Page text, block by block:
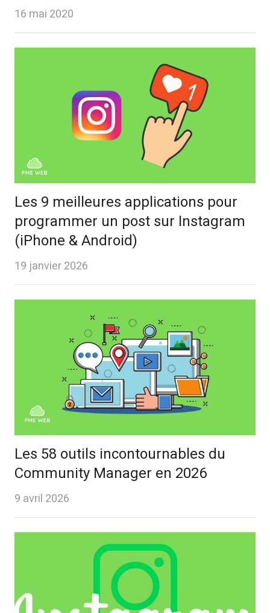
16 mai 2020
Les 9 meilleures applications pour
programmer un post sur Instagram
(iPhone & Android)
19 janvier 2026
Les 58 outils incontournables du
Community Manager en 2026
9 avril 2026